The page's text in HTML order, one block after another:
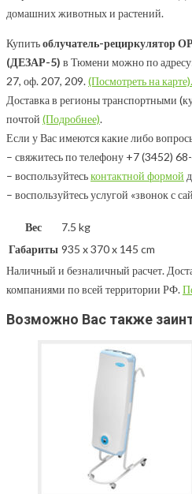
домашних животных и растений.
Купитьоблучатель-рециркулятор
(ДЕЗАР-5) в Тюмени можно по
27, оф. 207, 209.(Посмотреть на карте).
Доставка в регионы транспортными
почтой (Подробнее).
Если у Вас имеются какие либо
– свяжитесь по телефону +7 (3452)
– воспользуйтеськонтактной формой
– воспользуйтесь услугой «звонок с
Вес
7.5 kg
Габариты 935 x 370 x 145 cm
Наличный и безналичный расчет.
компаниями по всей территории РФ.
Возможно Вас также